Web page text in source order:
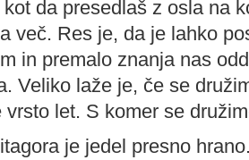
da presedlaš z osla na
več. Res je, da je lahko
in premalo znanja nas
Veliko laže je, če se
vrsto let. S komer se
je jedel presno